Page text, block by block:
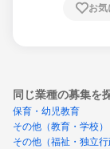
お気
同じ業種の募集を
保育・幼児教育
その他（教育・学校）
その他（福祉・独立行